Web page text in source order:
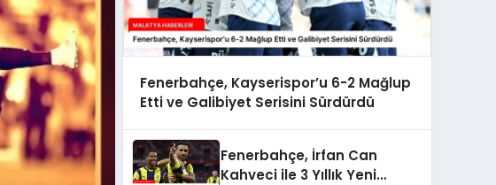
Fenerbahçe, Kayserispor’u 6-2 Mağlup
Etti ve Galibiyet Serisini Sürdürdü
Fenerbahçe, İrfan Can
Kahveci ile 3 Yıllık Yeni